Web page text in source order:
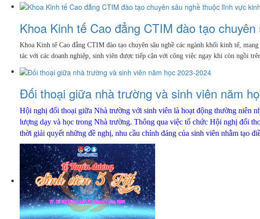
Khoa Kinh tế Cao đẳng CTIM đào tạo
Khoa Kinh tế Cao đẳng CTIM đào tạo chuyên sâu nghề các ngành khối kinh tế,
tác với các doanh nghiệp, sinh viên được tiếp cận với công việc ngay khi còn ngồi
Đối thoại giữa nhà trường và sinh viên năm
Hội nghị đối thoại giữa Nhà trường với sinh viên là hoạt động thường niên
lượng dạy và học trong Nhà trường. Thông qua việc tổ chức Hội nghị đối
thời giải quyết những đề nghị, nhu cầu chính đáng của sinh viên nhằm tạo